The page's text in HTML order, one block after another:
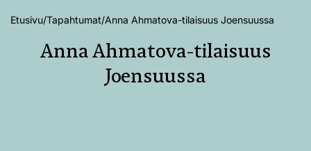
Etusivu/Tapahtumat/Anna Ahmatova-tilaisuus Joensuussa
Anna Ahmatova-tilaisuus
Joensuussa